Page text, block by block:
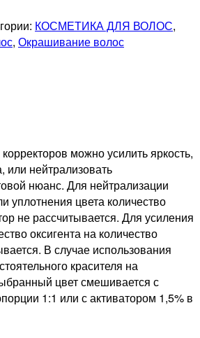
КОСМЕТИКА ДЛЯ ВОЛОС,
, Окрашивание волос
можно усилить яркость,
или нейтрализовать
нюанс. Для нейтрализации
уплотнения цвета количество
не рассчитывается. Для усиления
оксигента на количество
В случае использования
красителя на
цвет смешивается с
1:1 или с активатором 1,5% в